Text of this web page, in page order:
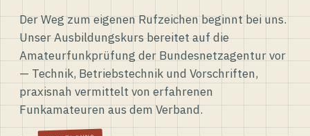
Der Weg zum eigenen Rufzeichen beginnt bei uns.
Unser Ausbildungskurs bereitet auf die
Amateurfunkprüfung der Bundesnetzagentur vor
— Technik, Betriebstechnik und Vorschriften,
praxisnah vermittelt von erfahrenen
Funkamateuren aus dem Verband.